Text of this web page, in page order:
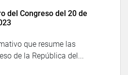
del Congreso del 20 de
que resume las
de la República del...